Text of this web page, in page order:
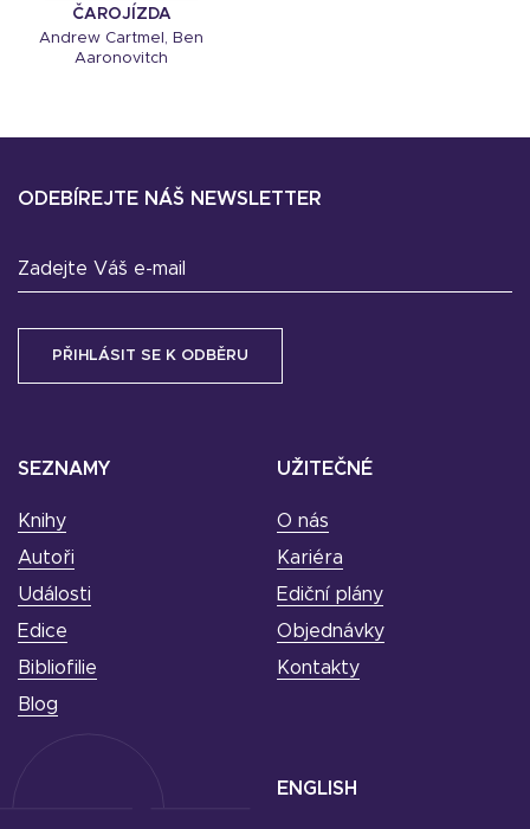
ČAROJÍZDA
Andrew Cartmel, Ben
Aaronovitch
SEZNAMY
Knihy
Autoři
Události
Edice
Bibliofilie
Blog
UŽITEČNÉ
O nás
Kariéra
Ediční plány
Objednávky
Kontakty
ODEBÍREJTE NÁŠ NEWSLETTER
Zadejte Váš e-mail
ENGLISH